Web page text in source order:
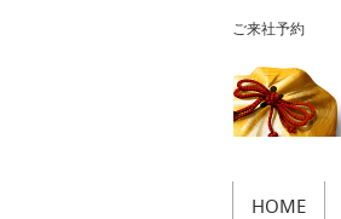
ご来社予約
HOME